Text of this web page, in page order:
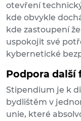
otevření
kde obvykle
kde zastoupení
uspokojit své
kybernetické
Podpora další
Stipendium je k
bydlištěm v
unie, které